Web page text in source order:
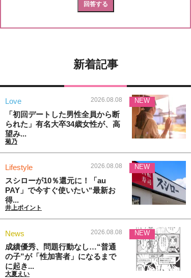
新着記事
Love 2026.08.08
「初回デートした男性全員から断
られた」有名大卒34歳女性が、高
望み...
菊乃
NEW
Lifestyle 2026.08.08
スシローが10％還元に！「au
PAY」で今すぐ使いたい“最新お
得...
井上ポイント
NEW
News 2026.08.08
成績優秀、問題行動なし…“普通
の子”が「性加害者」になるまで
に起き...
大夏えい
NEW